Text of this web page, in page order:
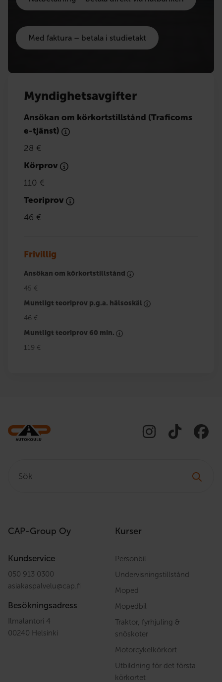
Med faktura – betala i studietakt
Myndighetsavgifter
Ansökan om körkortstillstånd (Traficoms
e-tjänst)
28 €
Körprov
110 €
Teoriprov
46 €
Frivillig
Ansökan om körkortstillstånd
45 €
Muntligt teoriprov p.g.a. hälsoskäl
46 €
Muntligt teoriprov 60 min.
119 €
CAP-Group Oy
Kundservice
050 913 0300
asiakaspalvelu@cap.fi
Besökningsadress
Ilmalantori 4
00240 Helsinki
Kurser
Personbil
Undervisningstillstånd
Moped
Mopedbil
Traktor, fyrhjuling &
snöskoter
Motorcykelkörkort
Utbildning för det första
körkortet